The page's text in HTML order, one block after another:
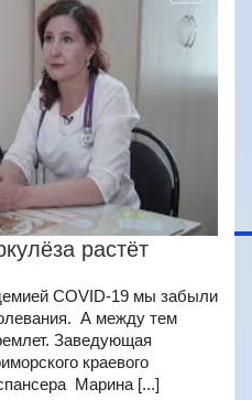
растёт
COVID-19 мы забыли
А между тем
Заведующая
краевого
Марина [...]